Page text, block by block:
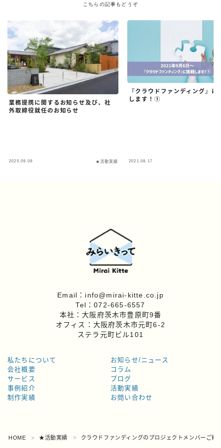
こちらの記事もどうぞ
業務提携に関するお知らせ及び、社
外取締役就任のお知らせ
2025.09.09 ★活動実績
『クラウドファンディング』に
します！①
2021.08.17
Email：info@mirai-kitte.co.jp
Tel：072-665-6557
本社：大阪府茨木市豊原町9番
オフィス：大阪府茨木市元町6-2
ステラ元町ビル101
私たちについて
会社概要
サービス
事例紹介
制作実績
お知らせ/ニュース
コラム
ブログ
活動実績
お問い合わせ
HOME ＞ ★活動実績 ＞ クラウドファンディングのプロジェクトメンバーご紹